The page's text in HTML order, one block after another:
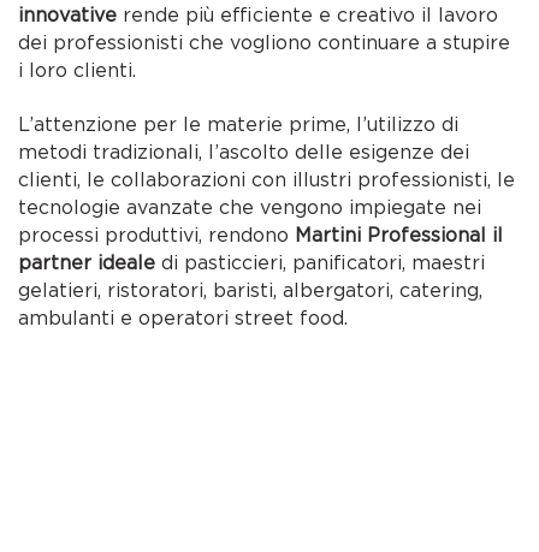
innovative rende più efficiente e creativo il lavoro
dei professionisti che vogliono continuare a stupire
i loro clienti.
L’attenzione per le materie prime, l’utilizzo di
metodi tradizionali, l’ascolto delle esigenze dei
clienti, le collaborazioni con illustri professionisti, le
tecnologie avanzate che vengono impiegate nei
processi produttivi, rendono Martini Professional il
partner ideale di pasticcieri, panificatori, maestri
gelatieri, ristoratori, baristi, albergatori, catering,
ambulanti e operatori street food.